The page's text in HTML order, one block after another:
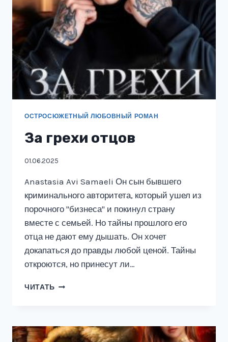
ОСТРОСЮЖЕТНЫЙ ЛЮБОВНЫЙ РОМАН
За грехи отцов
01.06.2025
Anastasia Avi Samaeli Он сын бывшего
криминального авторитета, который ушел из
порочного "бизнеса" и покинул страну
вместе с семьей. Но тайны прошлого его
отца не дают ему дышать. Он хочет
докапаться до правды любой ценой. Тайны
откроются, но принесут ли…
ЧИТАТЬ ЗА